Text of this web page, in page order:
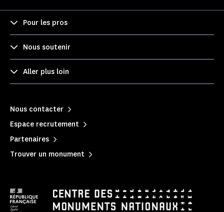
Pour les pros
Nous soutenir
Aller plus loin
Nous contacter
Espace recrutement
Partenaires
Trouver un monument